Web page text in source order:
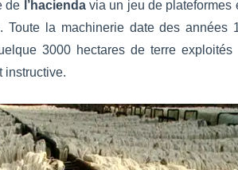
de l’haciendavia un jeu de plateformes
Toute la machinerie date des
3000 hectares de terre exploités
instructive.